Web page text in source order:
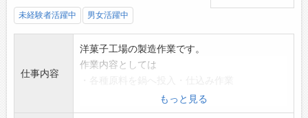
未経験者活躍中 男女活躍中
仕事内容
洋菓子工場の製造作業です。
作業内容としては
・成形、オーブンで焼き作業
・小包装された製品の検品、袋の賞味期限印字
もっと見る